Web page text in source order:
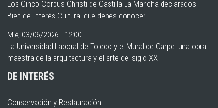
Los Cinco Corpus Christi de Castilla-La Mancha declarados
Bien de Interés Cultural que debes conocer
Mié, 03/06/2026 - 12:00
La Universidad Laboral de Toledo y el Mural de Carpe: una obra
maestra de la arquitectura y el arte del siglo XX
DE INTERÉS
Conservación y Restauración